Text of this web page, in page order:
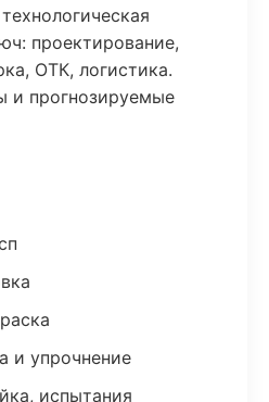
проектирование,
ОТК, логистика.
и прогнозируемые
и упрочнение
испытания